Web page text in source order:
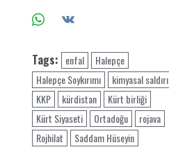
Tags: enfal
Halepçe
Halepçe Soykırımı
kimyasal saldırı
KKP
kürdistan
Kürt birliği
Kürt Siyaseti
Ortadoğu
rojava
Rojhilat
Saddam Hüseyin